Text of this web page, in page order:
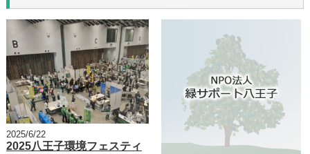
2025/6/22
2025八王子環境フェスティ